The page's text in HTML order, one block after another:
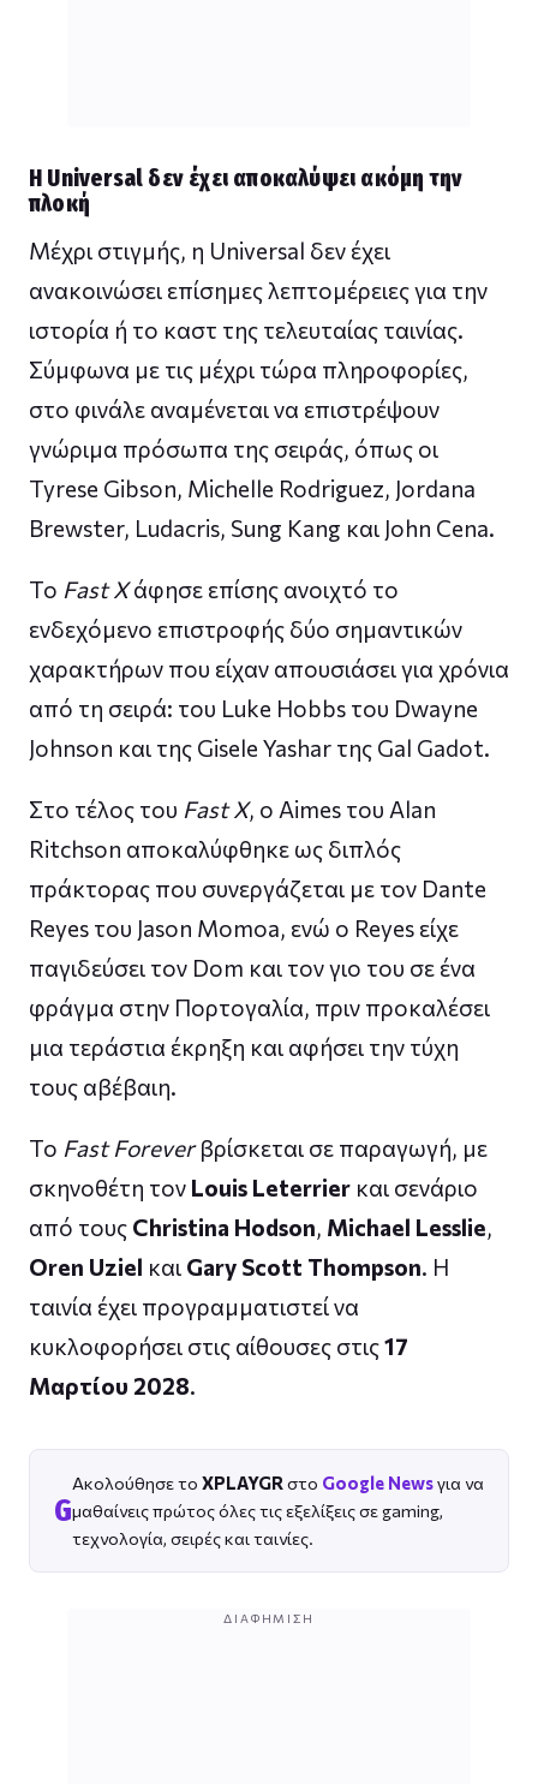
Η Universal δεν έχει αποκαλύψει ακόμη την
πλοκή
Μέχρι στιγμής, η Universal δεν έχει
ανακοινώσει επίσημες λεπτομέρειες για την
ιστορία ή το καστ της τελευταίας ταινίας.
Σύμφωνα με τις μέχρι τώρα πληροφορίες,
στο φινάλε αναμένεται να επιστρέψουν
γνώριμα πρόσωπα της σειράς, όπως οι
Tyrese Gibson, Michelle Rodriguez, Jordana
Brewster, Ludacris, Sung Kang και John Cena.
Το Fast Xάφησε επίσης ανοιχτό το
ενδεχόμενο επιστροφής δύο σημαντικών
χαρακτήρων που είχαν απουσιάσει για χρόνια
από τη σειρά: του Luke Hobbs του Dwayne
Johnson και της Gisele Yashar της Gal Gadot.
Στο τέλος του Fast X, ο Aimes του Alan
Ritchson αποκαλύφθηκε ως διπλός
πράκτορας που συνεργάζεται με τον Dante
Reyes του Jason Momoa, ενώ ο Reyes είχε
παγιδεύσει τον Dom και τον γιο του σε ένα
φράγμα στην Πορτογαλία, πριν προκαλέσει
μια τεράστια έκρηξη και αφήσει την τύχη
τους αβέβαιη.
Το Fast Foreverβρίσκεται σε παραγωγή, με
σκηνοθέτη τον Louis Leterrier και σενάριο
από τους Christina Hodson, Michael Lesslie,
Oren Uziel και Gary Scott Thompson. Η
ταινία έχει προγραμματιστεί να
κυκλοφορήσει στις αίθουσες στις17
Μαρτίου 2028.
G
Ακολούθησε το XPLAYGR στο Google Newsγια να
μαθαίνεις πρώτος όλες τις εξελίξεις σε gaming,
τεχνολογία, σειρές και ταινίες.
ΔΙΑΦΉΜΙΣΗ